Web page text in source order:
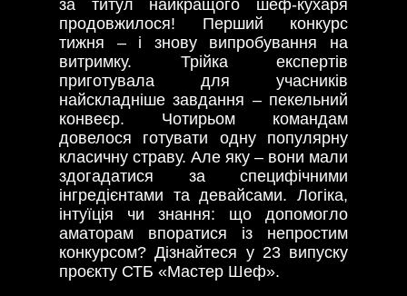
за титул найкращого шеф-кухаря
продовжилося! Перший конкурс
тижня – і знову випробування на
витримку. Трійка експертів
приготувала для учасників
найскладніше завдання – пекельний
конвеєр. Чотирьом командам
довелося готувати одну популярну
класичну страву. Але яку – вони мали
здогадатися за специфічними
інгредієнтами та девайсами. Логіка,
інтуїція чи знання: що допомогло
аматорам впоратися із непростим
конкурсом? Дізнайтеся у 23 випуску
проєкту СТБ «Мастер Шеф».